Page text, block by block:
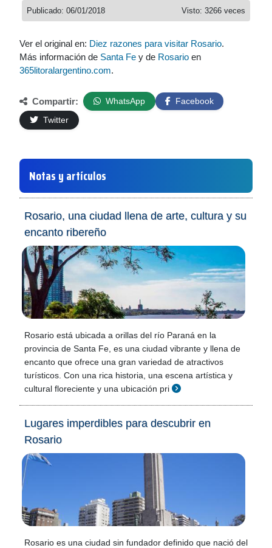
Visto: 3266 veces
Publicado: 06/01/2018
Ver el original en: Diez razones para visitar Rosario.
Más información de Santa Fe y de Rosario en
365litoralargentino.com.
Compartir: WhatsApp
Facebook
Twitter
Notas y artículos
Rosario, una ciudad llena de arte, cultura y su
encanto ribereño
Rosario está ubicada a orillas del río Paraná en la
provincia de Santa Fe, es una ciudad vibrante y llena de
encanto que ofrece una gran variedad de atractivos
turísticos. Con una rica historia, una escena artística y
cultural floreciente y una ubicación pri
Lugares imperdibles para descubrir en
Rosario
Rosario es una ciudad sin fundador definido que nació del